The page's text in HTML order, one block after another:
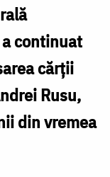
continuat
cărții
Rusu,
din vremea